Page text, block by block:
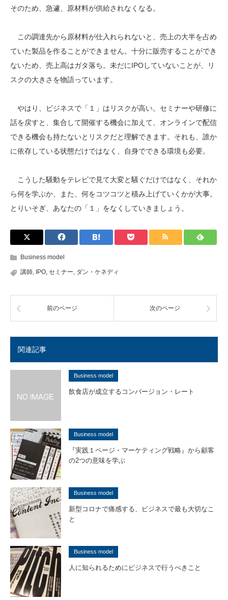
そのため、急遽、原材料が供給されなくなる。
この調達先から原材料が仕入れられないと、売上の大半を占め
ていた製品を作ることができません。十分に販売することができ
ないため、売上高はガタ落ち。未だにIPOしていないことが、リ
スクの大きさを物語っています。
やはり、ビジネスで「１」はリスクが高い。セミナーや研修に
話を戻すと、集合して開催する機会に加えて、オンラインで配信
できる機会も持たないとリスクだと理解できます。それも、誰か
に依存している状態だけではなく、自身でできる環境も必要。
こうした騒動をテレビで見て大変と騒ぐだけではなく、それか
ら何を学ぶか、また、何をコツコツと積み上げていくかが大事。
とりいそぎ、あなたの「１」をなくしていきましょう。
Business model
講師, IPO, セミナー, ダン・ケネディ
前のページ 次のページ
関連記事
Business model
飲食店が成立するコンバージョン・レート
Business model
『実践１ページ・マーケティング戦略』から顧客
の2つの意味を学ぶ
Business model
新型コロナで痛感する、ビジネスで最も大切なこ
と
Business model
人に知られるためにビジネスで行うべきこと